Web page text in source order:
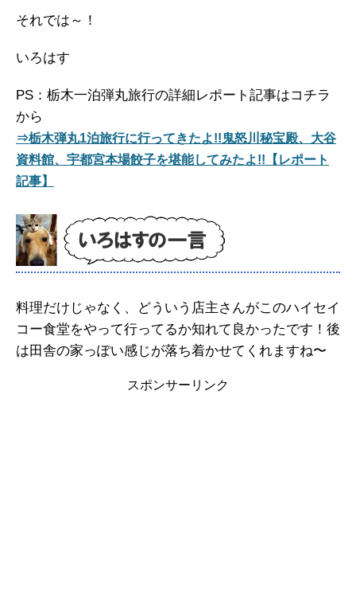
それでは～！
いろはす
PS：栃木一泊弾丸旅行の詳細レポート記事はコチラ
から
⇒栃木弾丸1泊旅行に行ってきたよ!!鬼怒川秘宝殿、大谷
資料館、宇都宮本場餃子を堪能してみたよ!!【レポート
記事】
料理だけじゃなく、どういう店主さんがこのハイセイ
コー食堂をやって行ってるか知れて良かったです！後
は田舎の家っぽい感じが落ち着かせてくれますね〜
スポンサーリンク